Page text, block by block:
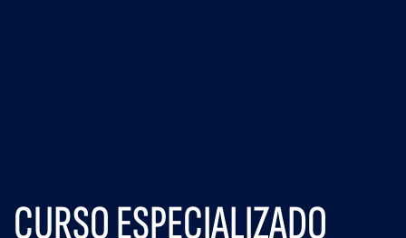
CURSO ESPECIALIZADO